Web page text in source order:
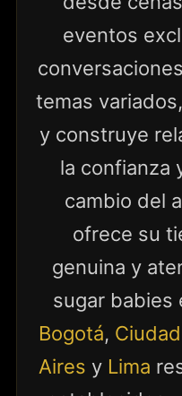
eventos
temas
y construye
la confianza
cambio del
ofrece su
genuina y
sugar babies
Bogotá,
Aires y Lima